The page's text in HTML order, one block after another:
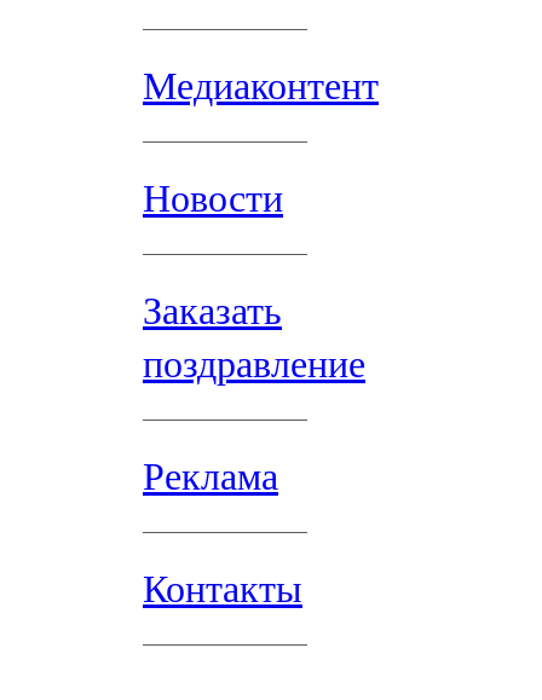
Медиаконтент
Новости
Заказать
поздравление
Реклама
Контакты